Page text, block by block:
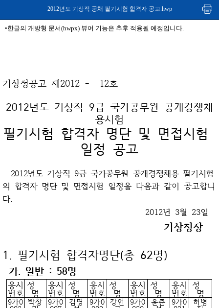
2012년도 기상직 공채 필기시험 합격자 공고.hwp
•한글의 개방형 문서(hwpx) 뷰어 기능은 추후 적용될 예정입니다.